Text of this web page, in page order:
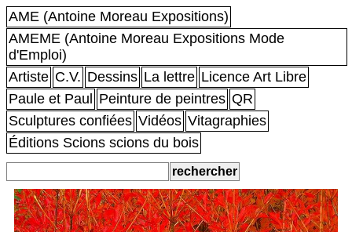
AME (Antoine Moreau Expositions)
AMEME (Antoine Moreau Expositions Mode
d'Emploi)
Artiste C.V. Dessins La lettre Licence Art Libre
Paule et Paul
Peinture de peintres QR
Sculptures confiées Vidéos Vitagraphies
Éditions Scions scions du bois